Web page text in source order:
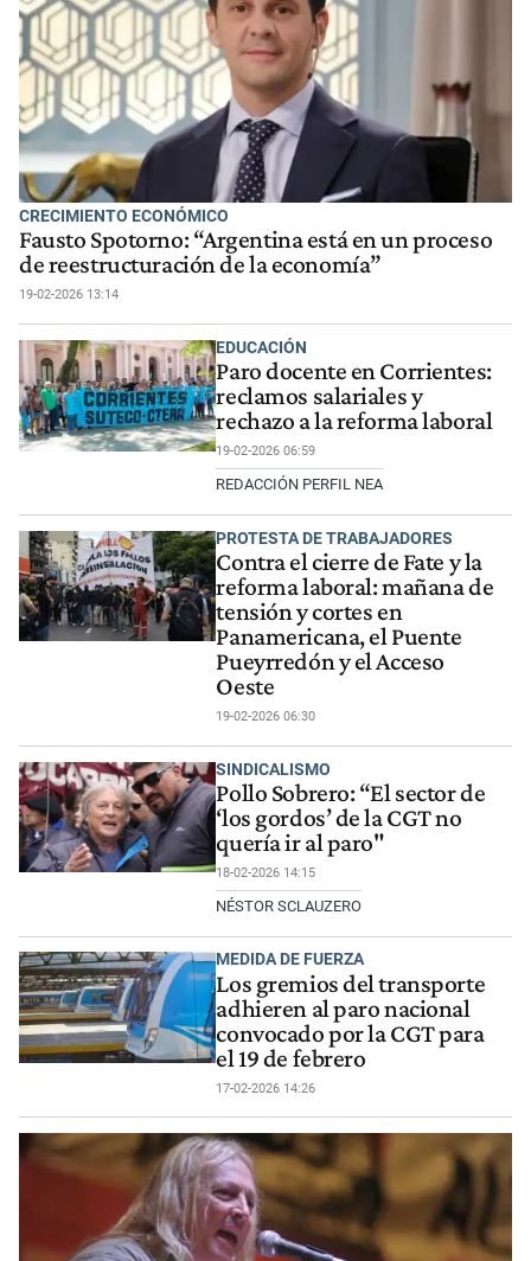
CRECIMIENTO ECONÓMICO
Fausto Spotorno: “Argentina está en un proceso
de reestructuración de la economía”
19-02-2026 13:14
EDUCACIÓN
Paro docente en Corrientes:
reclamos salariales y
rechazo a la reforma laboral
19-02-2026 06:59
REDACCIÓN PERFIL NEA
PROTESTA DE TRABAJADORES
Contra el cierre de Fate y la
reforma laboral: mañana de
tensión y cortes en
Panamericana, el Puente
Pueyrredón y el Acceso
Oeste
19-02-2026 06:30
SINDICALISMO
Pollo Sobrero: “El sector de
‘los gordos’ de la CGT no
quería ir al paro"
18-02-2026 14:15
NÉSTOR SCLAUZERO
MEDIDA DE FUERZA
Los gremios del transporte
adhieren al paro nacional
convocado por la CGT para
el 19 de febrero
17-02-2026 14:26